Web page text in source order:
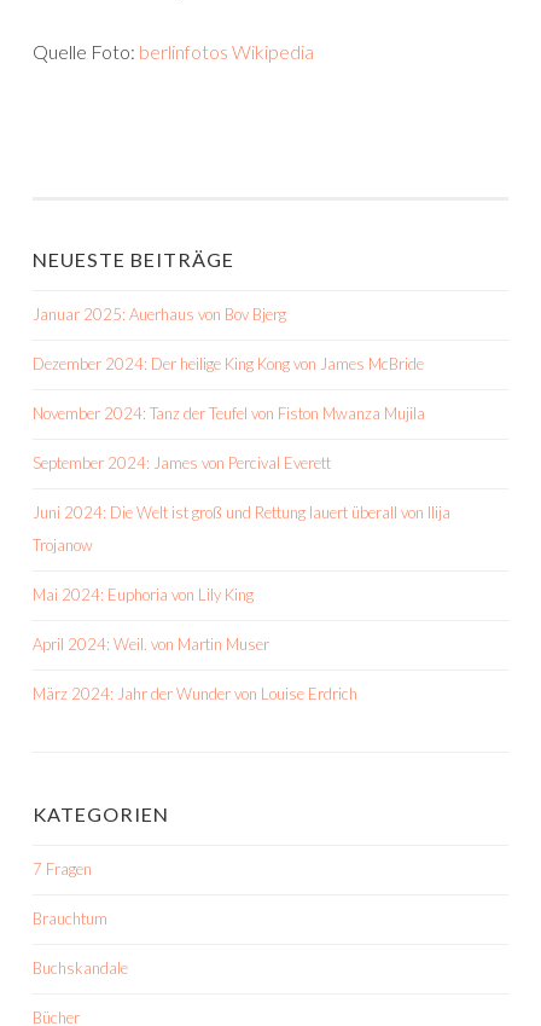
Quelle Foto: berlinfotos Wikipedia
NEUESTE BEITRÄGE
Januar 2025: Auerhaus von Bov Bjerg
Dezember 2024: Der heilige King Kong von James McBride
November 2024: Tanz der Teufel von Fiston Mwanza Mujila
September 2024: James von Percival Everett
Juni 2024: Die Welt ist groß und Rettung lauert überall von Ilija
Trojanow
Mai 2024: Euphoria von Lily King
April 2024: Weil. von Martin Muser
März 2024: Jahr der Wunder von Louise Erdrich
KATEGORIEN
7 Fragen
Brauchtum
Buchskandale
Bücher